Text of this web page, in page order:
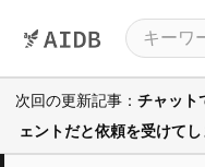
次回の更新記事： チャット
ェントだと依頼を受けてし